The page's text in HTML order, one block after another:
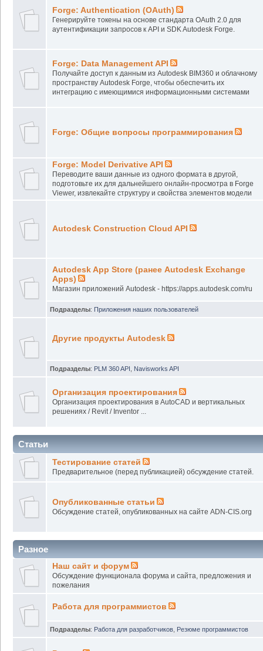
Forge: Authentication (OAuth)
Генерируйте токены на основе стандарта OAuth 2.0 для
аутентификации запросов к API и SDK Autodesk Forge.
Forge: Data Management API
Получайте доступ к данным из Autodesk BIM360 и облачному
пространству Autodesk Forge, чтобы обеспечить их
интеграцию с имеющимися информационными системами
Forge: Общие вопросы программирования
Forge: Model Derivative API
Переводите ваши данные из одного формата в другой,
подготовьте их для дальнейшего онлайн-просмотра в Forge
Viewer, извлекайте структуру и свойства элементов модели
Autodesk Construction Cloud API
Autodesk App Store (ранее Autodesk Exchange
Apps)
Магазин приложений Autodesk - https://apps.autodesk.com/ru
Подразделы: Приложения наших пользователей
Другие продукты Autodesk
Подразделы: PLM 360 API Navisworks API
Организация проектирования
Организация проектирования в AutoCAD и вертикальных
решениях / Revit / Inventor ...
Статьи
Тестирование статей
Предварительное (перед публикацией) обсуждение статей.
Опубликованные статьи
Обсуждение статей, опубликованных на сайте ADN-CIS.org
Разное
Наш сайт и форум
Обсуждение функционала форума и сайта, предложения и
пожелания
Работа для программистов
Подразделы: Работа для разработчиков Резюме программистов